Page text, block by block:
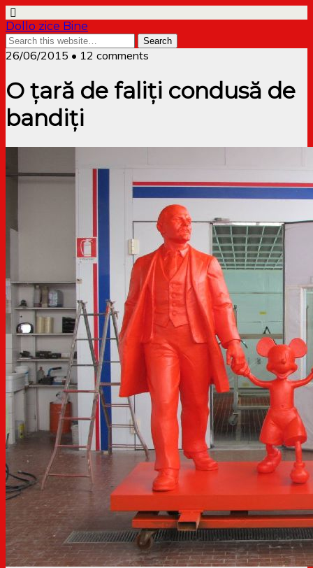
Dollo zice Bine
26/06/2015 • 12 comments
O țară de faliți condusă de
bandiți